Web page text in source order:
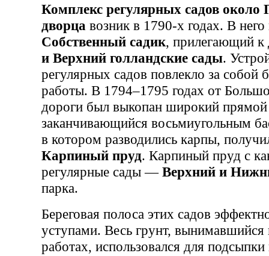
Комплекс регулярных садов около
дворца возник в 1790-х годах. В него
Собственный садик, прилегающий к
и Верхний голландские сады.
регулярных садов повлекло за собой
работы. В 1794–1795 годах от
дороги был выкопан широкий прямой
заканчивающийся восьмиугольным
в котором разводились карпы,
Карпиный пруд. Карпиный пруд с
регулярные сады —Верхний и
парка.
Береговая полоса этих садов
уступами. Весь грунт,
работах, использовался для